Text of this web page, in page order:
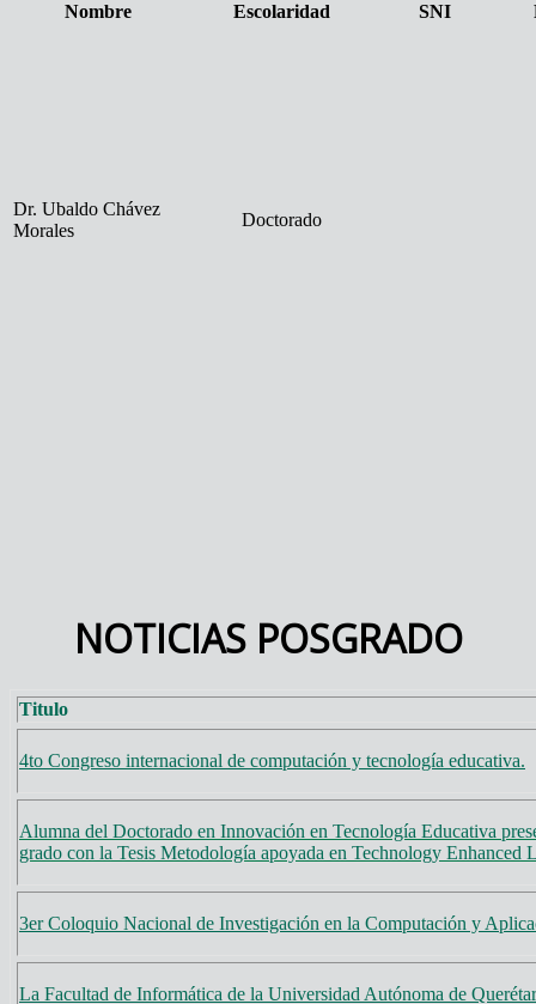
Nombre Escolaridad SNI
Dr. Ubaldo Chávez
Morales
Doctorado
NOTICIAS POSGRADO
Titulo
4to Congreso internacional de computación y tecnología educativa.
Alumna del Doctorado en Innovación en Tecnología Educativa
grado con la Tesis Metodología apoyada en Technology Enhanced
3er Coloquio Nacional de Investigación en la Computación y
La Facultad de Informática de la Universidad Autónoma de